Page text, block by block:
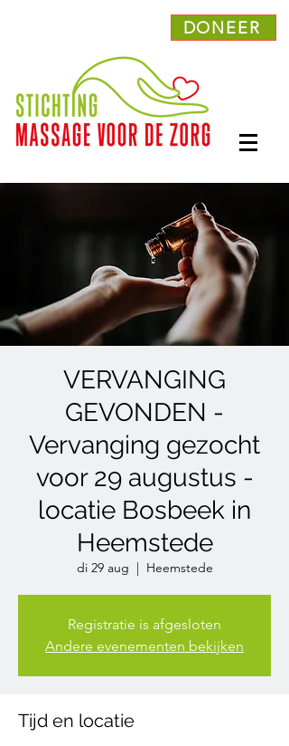
DONEER
VERVANGING
GEVONDEN -
Vervanging gezocht
voor 29 augustus -
locatie Bosbeek in
Heemstede
di 29 aug
  |
Heemstede
Registratie is afgesloten
Andere evenementen bekijken
Tijd en locatie